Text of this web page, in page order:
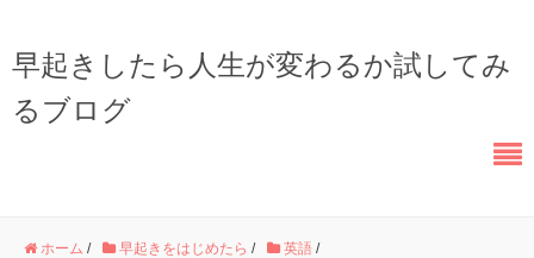
早起きしたら人生が変わるか試してみ
るブログ
ホーム / 早起きをはじめたら / 英語 /